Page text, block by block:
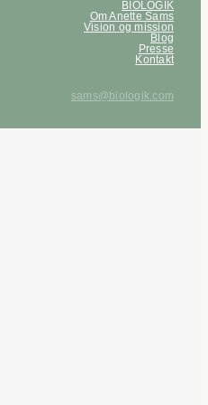
BIOLOGIK
Om Anette Sams
Vision og mission
Blog
Presse
Kontakt
sams@biologik.com